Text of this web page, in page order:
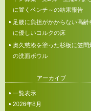
に置くベンチ～の結果報告
足腰に負担がかからない高齢
に優しいコルクの床
奥久慈漆を塗った杉板に笠間
の洗面ボウル
アーカイブ
一覧表示
2026年8月